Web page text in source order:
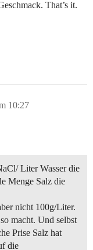
That’s it.
10:27
Liter Wasser die
Menge Salz die
nicht 100g/Liter.
macht. Und selbst
Prise Salz hat
die